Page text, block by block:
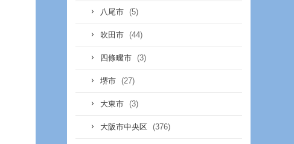
八尾市 (5)
吹田市 (44)
四條畷市 (3)
堺市 (27)
大東市 (3)
大阪市中央区 (376)